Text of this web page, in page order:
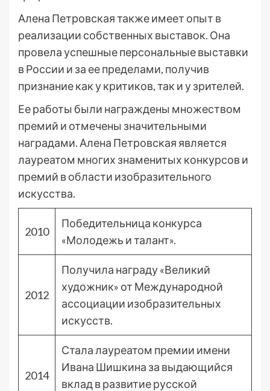
Алена Петровская также имеет опыт в
реализации собственных выставок. Она
провела успешные персональные выставки
в России и за ее пределами, получив
признание как у критиков, так и у зрителей.
Ее работы были награждены множеством
премий и отмечены значительными
наградами. Алена Петровская является
лауреатом многих знаменитых конкурсов и
премий в области изобразительного
искусства.
2010
Победительница конкурса
«Молодежь и талант».
2012
Получила награду «Великий
художник» от Международной
ассоциации изобразительных
искусств.
2014
Стала лауреатом премии имени
Ивана Шишкина за выдающийся
вклад в развитие русской